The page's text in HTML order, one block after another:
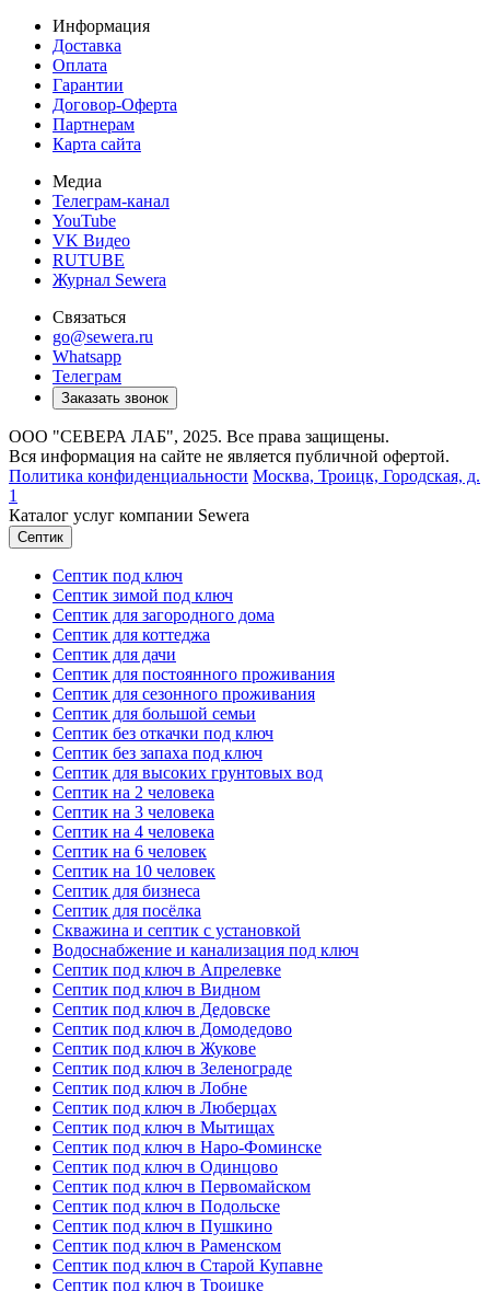
Информация
Доставка
Оплата
Гарантии
Договор-Оферта
Партнерам
Карта сайта
Медиа
Телеграм-канал
YouTube
VK Видео
RUTUBE
Журнал Sewera
Связаться
go@sewera.ru
Whatsapp
Телеграм
Заказать звонок
ООО "СЕВЕРА ЛАБ", 2025. Все права защищены.
Вся информация на сайте не является публичной офертой.
Политика конфиденциальности Москва, Троицк, Городская, д.
1
Каталог услуг компании Sewera
Септик
Септик под ключ
Септик зимой под ключ
Септик для загородного дома
Септик для коттеджа
Септик для дачи
Септик для постоянного проживания
Септик для сезонного проживания
Септик для большой семьи
Септик без откачки под ключ
Септик без запаха под ключ
Септик для высоких грунтовых вод
Септик на 2 человека
Септик на 3 человека
Септик на 4 человека
Септик на 6 человек
Септик на 10 человек
Септик для бизнеса
Септик для посёлка
Скважина и септик с установкой
Водоснабжение и канализация под ключ
Септик под ключ в Апрелевке
Септик под ключ в Видном
Септик под ключ в Дедовске
Септик под ключ в Домодедово
Септик под ключ в Жукове
Септик под ключ в Зеленограде
Септик под ключ в Лобне
Септик под ключ в Люберцах
Септик под ключ в Мытищах
Септик под ключ в Наро-Фоминске
Септик под ключ в Одинцово
Септик под ключ в Первомайском
Септик под ключ в Подольске
Септик под ключ в Пушкино
Септик под ключ в Раменском
Септик под ключ в Старой Купавне
Септик под ключ в Троицке